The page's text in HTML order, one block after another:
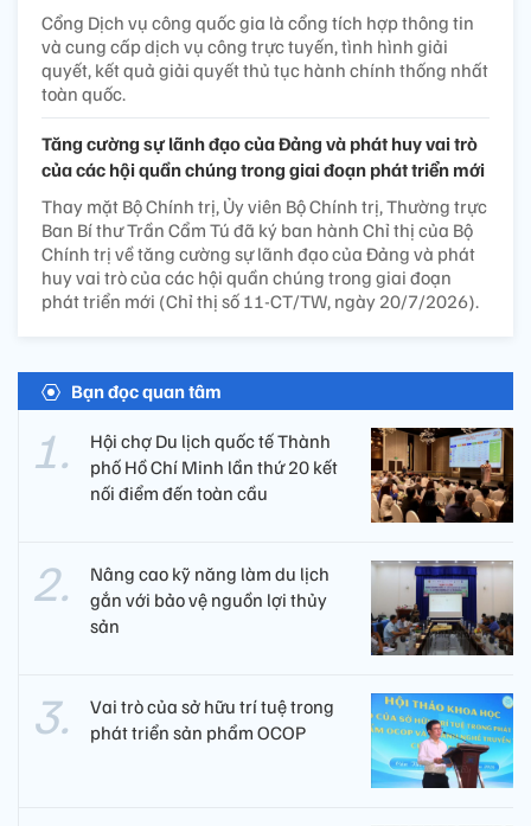
Cổng Dịch vụ công quốc gia là cổng tích hợp thông tin
và cung cấp dịch vụ công trực tuyến, tình hình giải
quyết, kết quả giải quyết thủ tục hành chính thống nhất
toàn quốc.
Tăng cường sự lãnh đạo của Đảng và phát huy vai trò
của các hội quần chúng trong giai đoạn phát triển mới
Thay mặt Bộ Chính trị, Ủy viên Bộ Chính trị, Thường trực
Ban Bí thư Trần Cẩm Tú đã ký ban hành Chỉ thị của Bộ
Chính trị về tăng cường sự lãnh đạo của Đảng và phát
huy vai trò của các hội quần chúng trong giai đoạn
phát triển mới (Chỉ thị số 11-CT/TW, ngày 20/7/2026).
Bạn đọc quan tâm
Hội chợ Du lịch quốc tế Thành
phố Hồ Chí Minh lần thứ 20 kết
nối điểm đến toàn cầu
Nâng cao kỹ năng làm du lịch
gắn với bảo vệ nguồn lợi thủy
sản
Vai trò của sở hữu trí tuệ trong
phát triển sản phẩm OCOP